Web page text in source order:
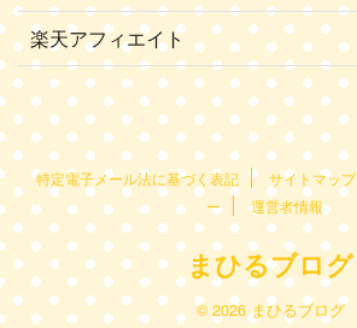
楽天アフィエイト
特定電子メール法に基づく表記 サイトマップ
ー
運営者情報
まひるブログ
© 2026 まひるブログ